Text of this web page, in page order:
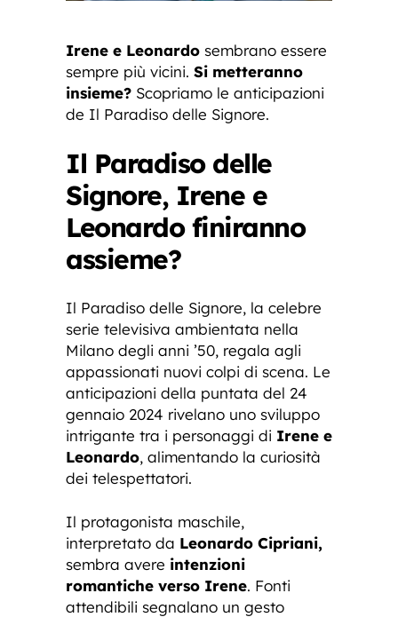
Irene e Leonardo sembrano essere
sempre più vicini. Si metteranno
insieme? Scopriamo le anticipazioni
de Il Paradiso delle Signore.
Il Paradiso delle
Signore, Irene e
Leonardo finiranno
assieme?
Il Paradiso delle Signore, la celebre
serie televisiva ambientata nella
Milano degli anni ’50, regala agli
appassionati nuovi colpi di scena. Le
anticipazioni della puntata del 24
gennaio 2024 rivelano uno sviluppo
intrigante tra i personaggi di Irene e
Leonardo, alimentando la curiosità
dei telespettatori.
Il protagonista maschile,
interpretato da Leonardo Cipriani,
sembra avere intenzioni
romantiche verso Irene. Fonti
attendibili segnalano un gesto